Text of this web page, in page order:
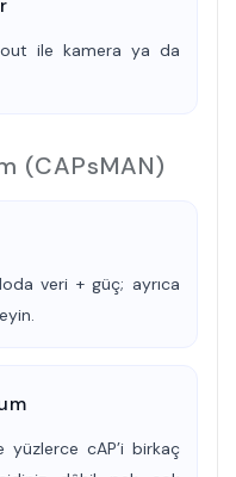
ile kamera ya da
(CAPsMAN)
veri + güç; ayrıca
yüzlerce cAP’i birkaç